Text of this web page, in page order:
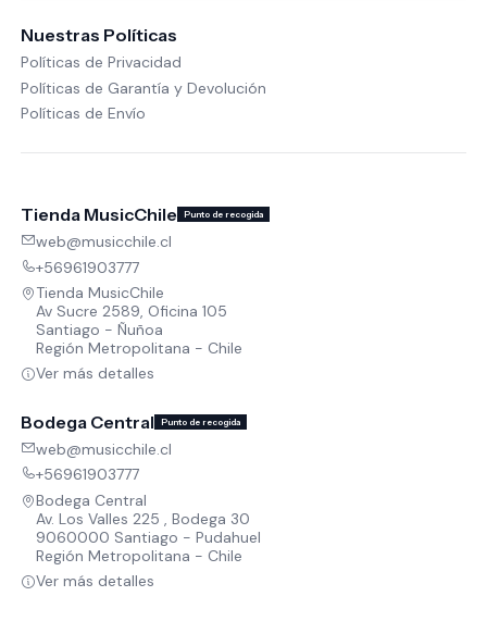
Nuestras Políticas
Políticas de Privacidad
Políticas de Garantía y Devolución
Políticas de Envío
Tienda MusicChile Punto de recogida
web@musicchile.cl
+56961903777
Tienda MusicChile
Av Sucre 2589, Oficina 105
Santiago - Ñuñoa
Región Metropolitana - Chile
Ver más detalles
Bodega Central Punto de recogida
web@musicchile.cl
+56961903777
Bodega Central
Av. Los Valles 225 , Bodega 30
9060000 Santiago - Pudahuel
Región Metropolitana - Chile
Ver más detalles